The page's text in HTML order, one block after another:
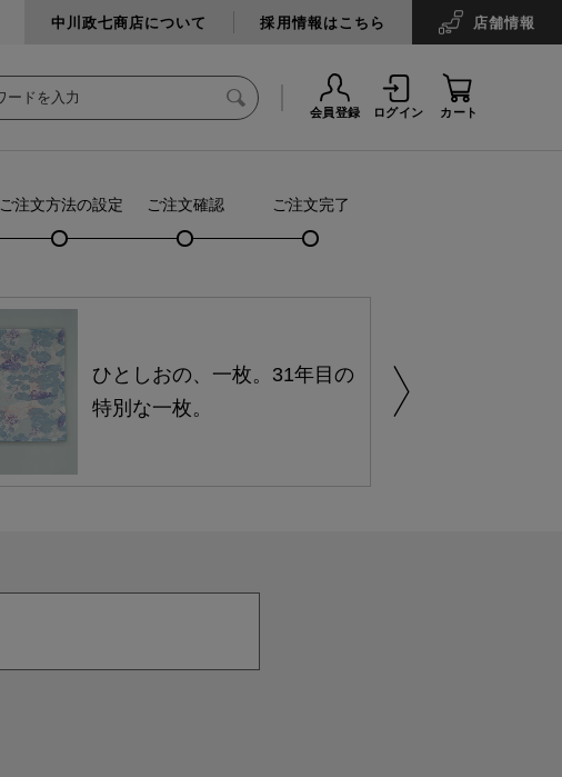
中川政七商店について 採用情報はこちら 店舗情報
会員登録 ログイン カート
ご注文方法の設定 ご注文確認 ご注文完了
ひとしおの、一枚。31年目の
特別な一枚。